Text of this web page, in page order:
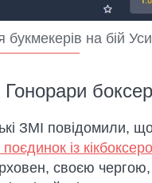
букмекерів на бій
Гонорари
ЗМІ повідомили,
із
своєю чергою,